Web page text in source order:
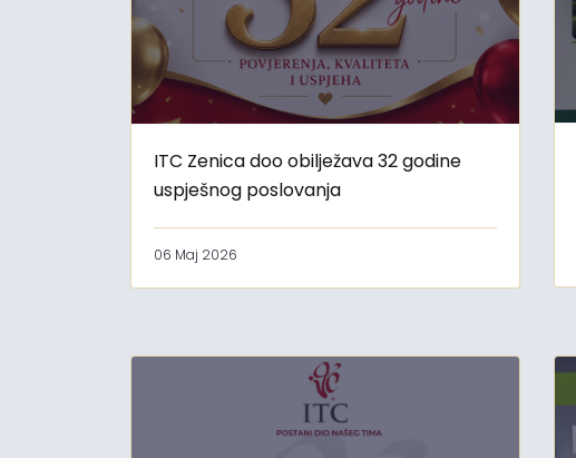
ITC Zenica doo obilježava 32 godine
uspješnog poslovanja
06 Maj 2026